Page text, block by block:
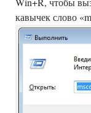
кавычек слово